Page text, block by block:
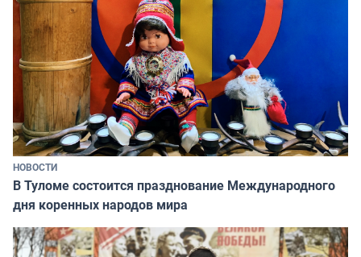
НОВОСТИ
В Туломе состоится празднование Международного
дня коренных народов мира